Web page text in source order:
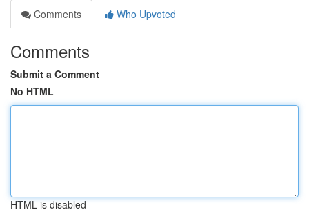
Comments
Who Upvoted
Comments
Submit a Comment
No HTML
HTML is disabled